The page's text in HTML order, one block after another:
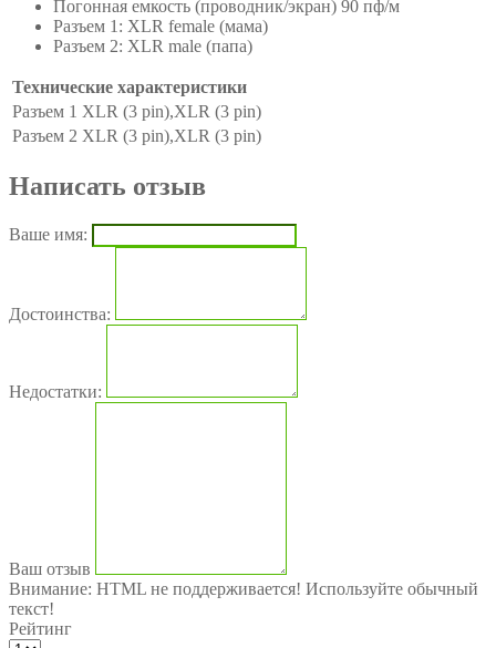
Погонная емкость (проводник/экран) 90 пф/м
Разъем 1: XLR female (мама)
Разъем 2: XLR male (папа)
Технические характеристики
Разъем 1 XLR (3 pin),XLR (3 pin)
Разъем 2 XLR (3 pin),XLR (3 pin)
Написать отзыв
Ваше имя:
Достоинства:
Недостатки:
Ваш отзыв
Внимание: HTML не поддерживается! Используйте обычный
текст!
Рейтинг